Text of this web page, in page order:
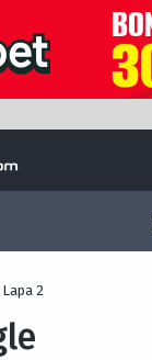
Lapa 2